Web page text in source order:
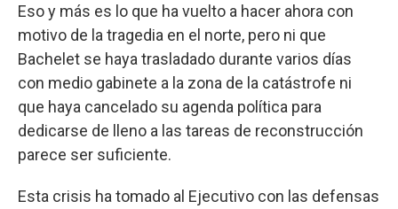
Eso y más es lo que ha vuelto a hacer ahora con
motivo de la tragedia en el norte, pero ni que
Bachelet se haya trasladado durante varios días
con medio gabinete a la zona de la catástrofe ni
que haya cancelado su agenda política para
dedicarse de lleno a las tareas de reconstrucción
parece ser suficiente.
Esta crisis ha tomado al Ejecutivo con las defensas